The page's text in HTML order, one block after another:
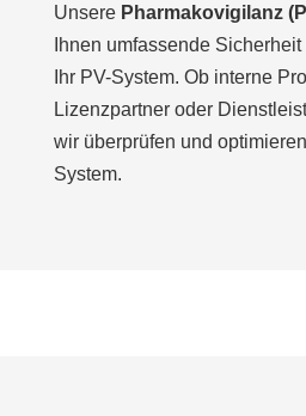
Unsere Pharmakovigilanz
Ihnen umfassende
Ihr PV-System. Ob interne
Lizenzpartner oder
wir überprüfen und
System.